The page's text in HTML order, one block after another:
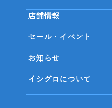
店舗情報
セール・イベント
お知らせ
イシグロについて